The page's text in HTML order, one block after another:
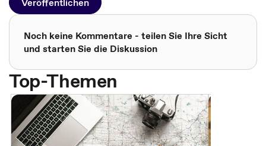
Noch keine Kommentare - teilen Sie Ihre Sicht
und starten Sie die Diskussion
Top-Themen